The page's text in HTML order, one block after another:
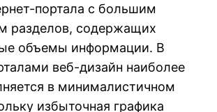
портала с большим
разделов, содержащих
объемы информации. В
веб-дизайн наиболее
в минималистичном
избыточная графика